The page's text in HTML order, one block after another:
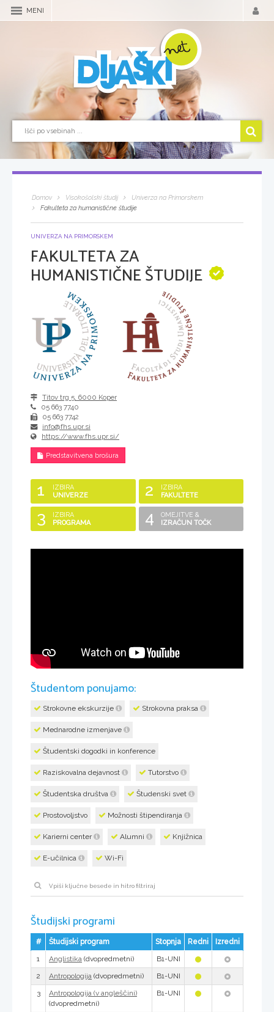
MENI
Domov Visokošolski študij
Univerza na Primorskem
Fakulteta za humanistične študije
UNIVERZA NA PRIMORSKEM
FAKULTETA ZA
HUMANISTIČNE ŠTUDIJE
Titov trg 5, 6000 Koper
05 663 7740
05 663 7742
info@fhs.upr.si
https://www.fhs.upr.si/
Predstavitvena brošura
1
IZBIRA
UNIVERZE
2
IZBIRA
FAKULTETE
3
IZBIRA
PROGRAMA
4
OMEJITVE &
IZRAČUN TOČK
Študentom ponujamo:
Strokovne ekskurzije Strokovna praksa
Mednarodne izmenjave
Študentski dogodki in konference
Raziskovalna dejavnost Tutorstvo
Študentska društva Študenski svet
Prostovoljstvo Možnosti štipendiranja
Karierni center Alumni Knjižnica
E-učilnica Wi-Fi
Študijski programi
# Študijski program Stopnja Redni
Izredni
1
Anglistika (dvopredmetni)
B1-UNI
2
Antropologija (dvopredmetni)
B1-UNI
3
Antropologija (v angleščini)
(dvopredmetni)
B1-UNI